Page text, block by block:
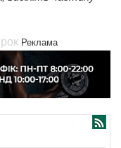
Реклама